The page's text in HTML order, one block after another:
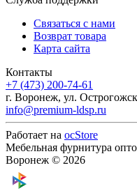
Связаться с нами
Возврат товара
Карта сайта
Контакты
+7 (473) 200-74-61
г. Воронеж, ул.
info@premium-ldsp.ru
Работает на ocStore
Мебельная фурнитура
Воронеж © 2026